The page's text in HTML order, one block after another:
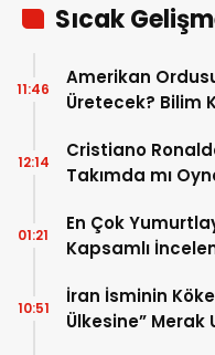
Sıcak
Amerikan
Üretecek? Bilim
11:46
Cristiano
Takımda mı
12:14
En Çok
Kapsamlı
01:21
İran İsminin
Ülkesine” Merak
10:51